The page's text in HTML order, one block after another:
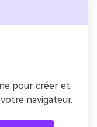
pour créer et
navigateur.